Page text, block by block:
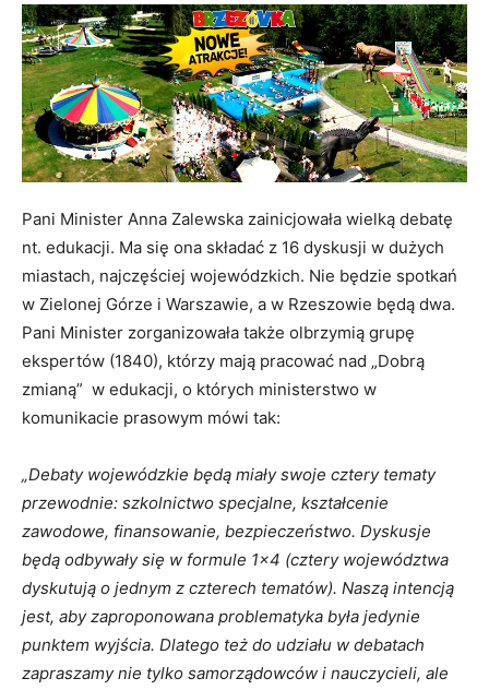
Pani Minister Anna Zalewska zainicjowała wielką debatę
nt. edukacji. Ma się ona składać z 16 dyskusji w dużych
miastach, najczęściej wojewódzkich. Nie będzie spotkań
w Zielonej Górze i Warszawie, a w Rzeszowie będą dwa.
Pani Minister zorganizowała także olbrzymią grupę
ekspertów (1840), którzy mają pracować nad „Dobrą
zmianą” w edukacji, o których ministerstwo w
komunikacie prasowym mówi tak:
„Debaty wojewódzkie będą miały swoje cztery tematy
przewodnie: szkolnictwo specjalne, kształcenie
zawodowe, finansowanie, bezpieczeństwo. Dyskusje
będą odbywały się w formule 1×4 (cztery województwa
dyskutują o jednym z czterech tematów). Naszą intencją
jest, aby zaproponowana problematyka była jedynie
punktem wyjścia. Dlatego też do udziału w debatach
zapraszamy nie tylko samorządowców i nauczycieli, ale